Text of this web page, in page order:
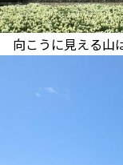
向こうに見える山